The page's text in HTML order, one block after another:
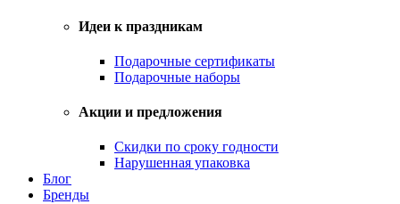
Идеи к праздникам
Подарочные сертификаты
Подарочные наборы
Акции и предложения
Скидки по сроку годности
Нарушенная упаковка
Блог
Бренды